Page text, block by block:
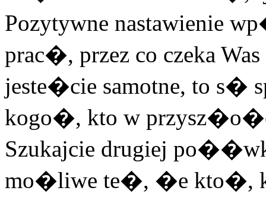
Pozytywne nastawienie
prac�, przez co czeka
jeste�cie samotne, to s�
kogo�, kto w
Szukajcie drugiej
mo�liwe te�, �e kto�,